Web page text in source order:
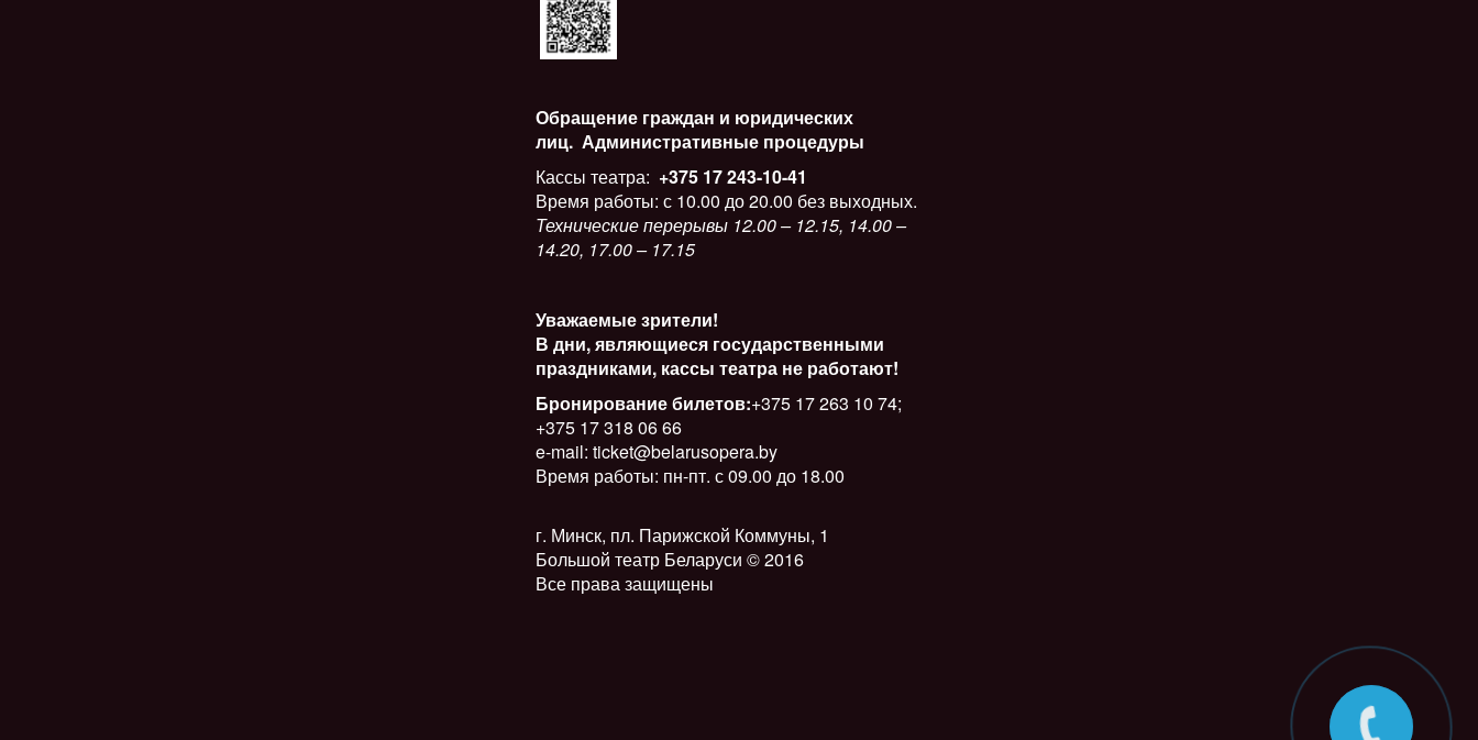
Обращение граждан и юридических
лиц. Административные процедуры
Кассы театра: +375 17 243-10-41
Время работы: с 10.00 до 20.00 без выходных.
Технические перерывы 12.00 – 12.15, 14.00 –
14.20, 17.00 – 17.15
Уважаемые зрители!
В дни, являющиеся государственными
праздниками, кассы театра не работают!
Бронирование билетов:+375 17 263 10 74;
+375 17 318 06 66
e-mail: ticket@belarusopera.by
Время работы: пн-пт. с 09.00 до 18.00
г. Минск, пл. Парижской Коммуны, 1
Большой театр Беларуси © 2016
Все права защищены